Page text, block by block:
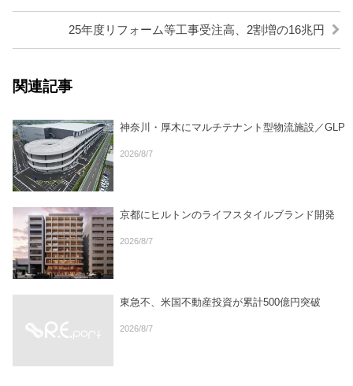
25年度リフォーム等工事受注高、2割増の16兆円
関連記事
神奈川・厚木にマルチテナント型物流施設／GLP
2026/8/7
京都にヒルトンのライフスタイルブランド開発
2026/8/7
東急不、米国不動産投資が累計500億円突破
2026/8/7